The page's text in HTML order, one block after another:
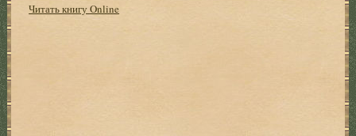
Читать книгу Online